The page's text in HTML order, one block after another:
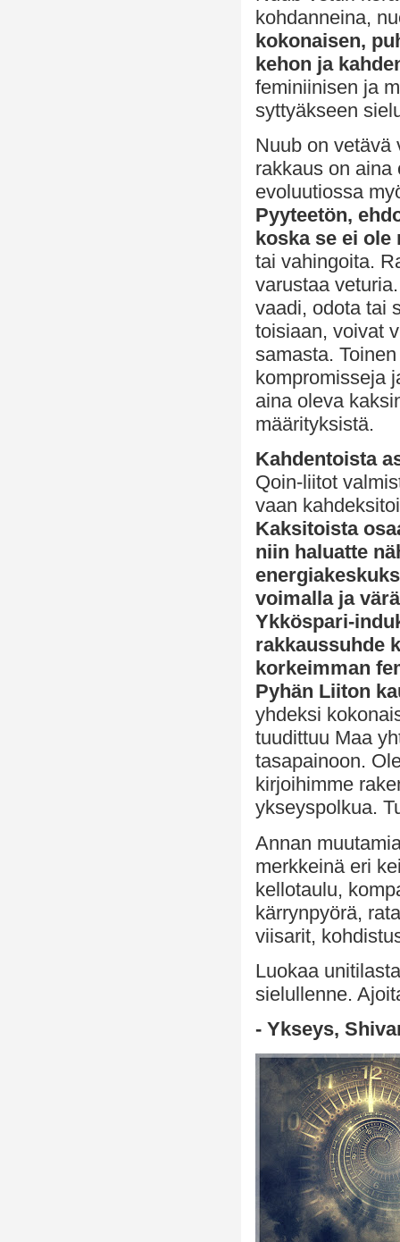
kohdanneina,
kokonaisen,
kehon ja
feminiinisen ja
syttyäkseen
Nuub on vetävä
rakkaus on
evoluutiossa
Pyyteetön,
koska se ei
tai vahingoita.
varustaa
vaadi, odota tai
toisiaan, voivat
samasta.
kompromisseja
aina oleva
määrityksistä.
Kahdentoista
Qoin-liitot
vaan
Kaksitoista
niin haluatte
voimalla ja
Ykköspari-
rakkaussuhde
korkeimman
Pyhän Liiton
yhdeksi
tuudittuu Maa
tasapainoon.
kirjoihimme
ykseyspolkua.
Annan
merkkeinä eri
kellotaulu,
kärrynpyörä,
viisarit,
Luokaa
sielullenne.
- Ykseys,